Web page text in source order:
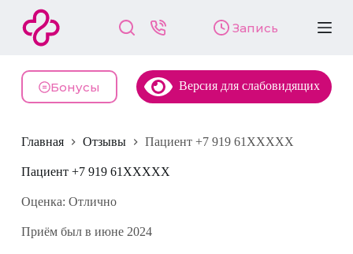
й
и
у
и
Запись
Бонусы Версия для слабовидящих
Главная Отзывы Пациент +7 919 61XXXXX
Пациент +7 919 61XXXXX
Оценка: Отлично
Приём был в июне 2024